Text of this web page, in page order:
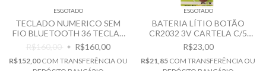
ESGOTADO
TECLADO NUMERICO SEM
FIO BLUETOOTH 36 TECLAS
JOMAA KB25
R$160,00 R$160,00
R$152,00COM TRANSFERÊNCIA OU
ESGOTADO
BATERIA LÍTIO BOTÃO
CR2032 3V CARTELA C/5
UNID. FLEX-CR2032
R$23,00
R$21,85 COM TRANSFERÊNCIA OU